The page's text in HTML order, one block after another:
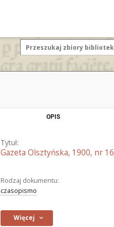
OPIS
Tytuł:
Gazeta Olsztyńska, 1900, nr 16
Rodzaj dokumentu:
czasopismo
Więcej